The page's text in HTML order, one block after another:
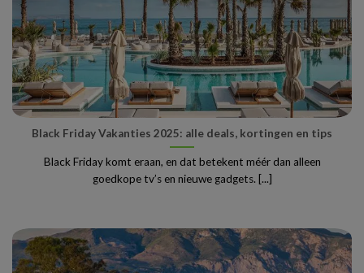
Black Friday Vakanties 2025: alle deals, kortingen en tips
Black Friday komt eraan, en dat betekent méér dan alleen
goedkope tv’s en nieuwe gadgets. [...]